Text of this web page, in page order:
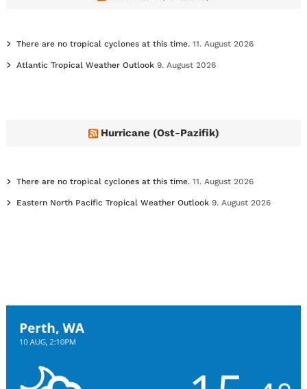
There are no tropical cyclones at this time. 11. August 2026
Atlantic Tropical Weather Outlook 9. August 2026
Hurricane (Ost-Pazifik)
There are no tropical cyclones at this time. 11. August 2026
Eastern North Pacific Tropical Weather Outlook 9. August 2026